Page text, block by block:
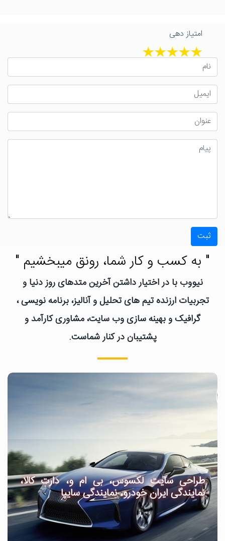
امتیاز دهی
ثبت
" به کسب و کار شما، رونق میبخشیم "
نیووب با در اختیار داشتن آخرین متدهای روز دنیا و
تجربیات ارزنده تیم های تحلیل و آنالیز، برنامه نویسی ،
گرافیک و بهینه سازی وب سایت، مشاوری کارآمد و
پشتیبان در کنار شماست.
طراحی سایت لکسوس، بی ام و، دارت کالا،
نمایندگی ایران خودرو، نمایندگی سایپا